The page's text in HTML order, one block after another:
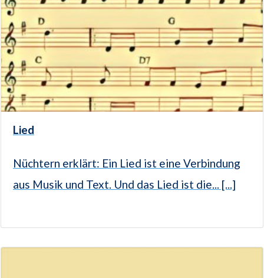
Lied
Nüchtern erklärt: Ein Lied ist eine Verbindung
aus Musik und Text. Und das Lied ist die... [...]